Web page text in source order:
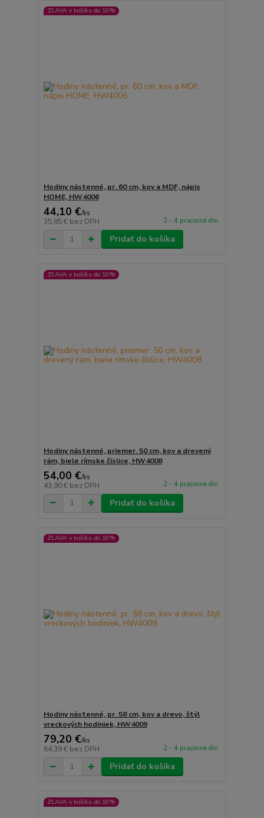
ZĽAVA v košíku do 10%
Hodiny nástenné, pr. 60 cm, kov a MDF, nápis
HOME, HW4006
44,10 €/ks
35,85 € bez DPH 2 - 4 pracovné dni
Pridať do košíka
ZĽAVA v košíku do 10%
Hodiny nástenné, priemer. 50 cm, kov a drevený
rám, biele rímske číslice, HW4008
54,00 €/ks
43,90 € bez DPH 2 - 4 pracovné dni
Pridať do košíka
ZĽAVA v košíku do 10%
Hodiny nástenné, pr. 58 cm, kov a drevo, štýl
vreckových hodiniek, HW4009
79,20 €/ks
64,39 € bez DPH 2 - 4 pracovné dni
Pridať do košíka
ZĽAVA v košíku do 10%